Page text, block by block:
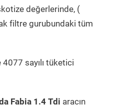
değerlerinde, (
filtre gurubundaki tüm
sayılı tüketici
Fabia 1.4 Tdi aracın